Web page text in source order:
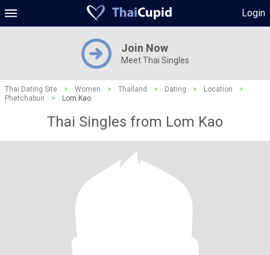
Login
Join Now
Meet Thai Singles
Thai Dating Site > Women > Thailand > Dating > Location
>
Phetchabun
> Lom Kao
Thai Singles from Lom Kao